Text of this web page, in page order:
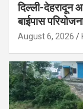
दिल्ली-देहरादून
बाईपास
August 6, 2026